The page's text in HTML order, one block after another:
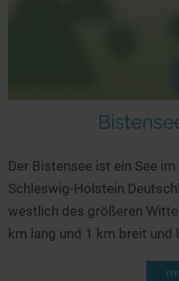
Der Bistensee ist ein See
Schleswig-Holstein
westlich des größeren
km lang und 1 km breit und